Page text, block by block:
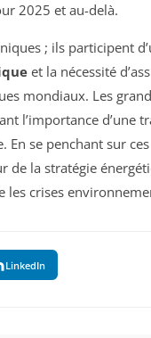
2025 et au-delà.
; ils participent
et la nécessité
mondiaux. Les
l’importance d’une
se penchant sur
de la stratégie
crises
LinkedIn